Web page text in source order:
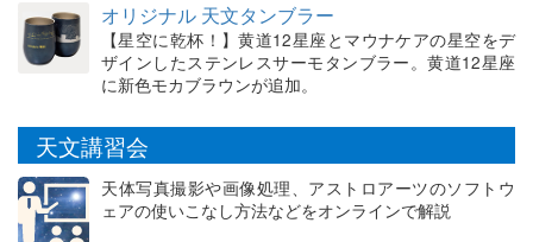
オリジナル 天文タンブラー
【星空に乾杯！】黄道12星座とマウナケアの星空をデ
ザインしたステンレスサーモタンブラー。黄道12星座
に新色モカブラウンが追加。
天文講習会
天体写真撮影や画像処理、アストロアーツのソフトウ
ェアの使いこなし方法などをオンラインで解説